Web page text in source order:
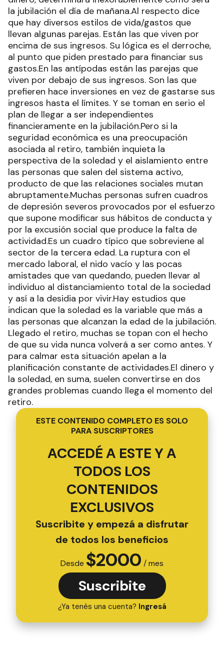
la jubilación el día de mañana.Al respecto dice
que hay diversos estilos de vida/gastos que
llevan algunas parejas. Están las que viven por
encima de sus ingresos. Su lógica es el derroche,
al punto que piden prestado para financiar sus
gastos.En las antípodas están las parejas que
viven por debajo de sus ingresos. Son las que
prefieren hace inversiones en vez de gastarse sus
ingresos hasta el límites. Y se toman en serio el
plan de llegar a ser independientes
financieramente en la jubilación.Pero si la
seguridad económica es una preocupación
asociada al retiro, también inquieta la
perspectiva de la soledad y el aislamiento entre
las personas que salen del sistema activo,
producto de que las relaciones sociales mutan
abruptamente.Muchas personas sufren cuadros
de depresión severos provocados por el esfuerzo
que supone modificar sus hábitos de conducta y
por la excusión social que produce la falta de
actividad.Es un cuadro típico que sobreviene al
sector de la tercera edad. La ruptura con el
mercado laboral, el nido vacío y las pocas
amistades que van quedando, pueden llevar al
individuo al distanciamiento total de la sociedad
y así a la desidia por vivir.Hay estudios que
indican que la soledad es la variable que más a
las personas que alcanzan la edad de la jubilación.
Llegado el retiro, muchas se topan con el hecho
de que su vida nunca volverá a ser como antes. Y
para calmar esta situación apelan a la
planificación constante de actividades.El dinero y
la soledad, en suma, suelen convertirse en dos
grandes problemas cuando llega el momento del
retiro.
ESTE CONTENIDO COMPLETO ES SOLO
PARA SUSCRIPTORES
ACCEDÉ A ESTE Y A
TODOS LOS
CONTENIDOS
EXCLUSIVOS
Suscribite y empezá a disfrutar
de todos los beneficios
Desde $2000 / mes
Suscribite
¿Ya tenés una cuenta? Ingresá